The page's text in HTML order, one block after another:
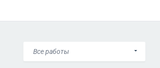
Все работы